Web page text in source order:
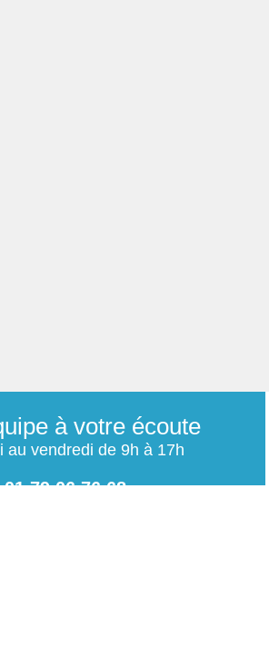
à votre écoute
au vendredi de 9h à 17h
01 79 06 76 68